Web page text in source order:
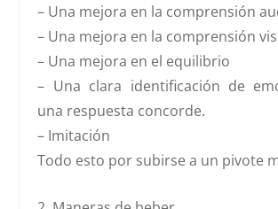
– Una mejora en la comprensión
– Una mejora en la comprensión
– Una mejora en el equilibrio
– Una clara identificación de
una respuesta concorde.
– Imitación
Todo esto por subirse a un pivote